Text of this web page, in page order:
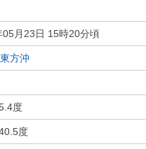
05月23日 15時20分頃
方沖
度
度